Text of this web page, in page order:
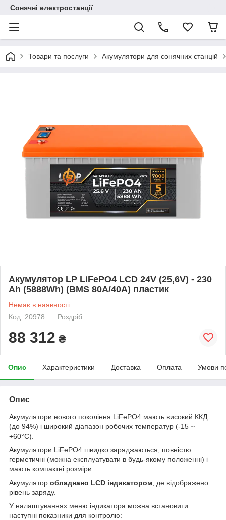
Сонячні електростанції
Товари та послуги Акумулятори для сонячних станцій
Акумулятор LP LiFePO4 LCD 24V (25,6V) - 230
Ah (5888Wh) (BMS 80A/40A) пластик
Немає в наявності
Код: 20978
Роздріб
88 312 ₴
Опис Характеристики Доставка Оплата Умови
Опис
Акумулятори нового покоління LiFePO4 мають високий ККД
(до 94%) і широкий діапазон робочих температур (-15 ~
+60°C).
Акумулятори LiFePO4 швидко заряджаються, повністю
герметичні (можна експлуатувати в будь-якому положенні) і
мають компактні розміри.
Акумулятор обладнано LCD індикатором , де відображено
рівень заряду.
У налаштуваннях меню індикатора можна встановити
наступні показники для контролю: